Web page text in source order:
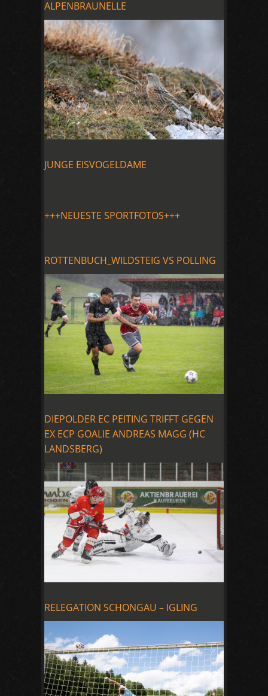
ALPENBRAUNELLE
JUNGE EISVOGELDAME
+++NEUESTE SPORTFOTOS+++
ROTTENBUCH_WILDSTEIG VS POLLING
DIEPOLDER EC PEITING TRIFFT GEGEN
EX ECP GOALIE ANDREAS MAGG (HC
LANDSBERG)
RELEGATION SCHONGAU – IGLING